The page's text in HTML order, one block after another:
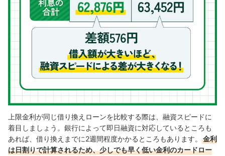
上限金利が同じ借り換えローンを比較する際は、融資スピードに
着目しましょう。銀行によって即日融資に対応しているところも
あれば、借り換えまでに2週間程度かかるところもあります。
金利
は日割りで計算されるため、少しでも早く低い金利のカードロー